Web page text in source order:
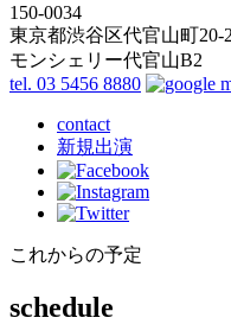
150-0034
東京都渋谷区代官山町20-
モンシェリー代官山B2
tel. 03 5456 8880
contact
新規出演
これからの予定
schedule